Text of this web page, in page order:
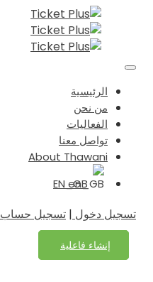
الرئيسية
من نحن
الفعاليات
تواصل معنا
About Thawani
EN_GB
تسجيل دخول | تسجيل حساب
إنشاء فاعلية